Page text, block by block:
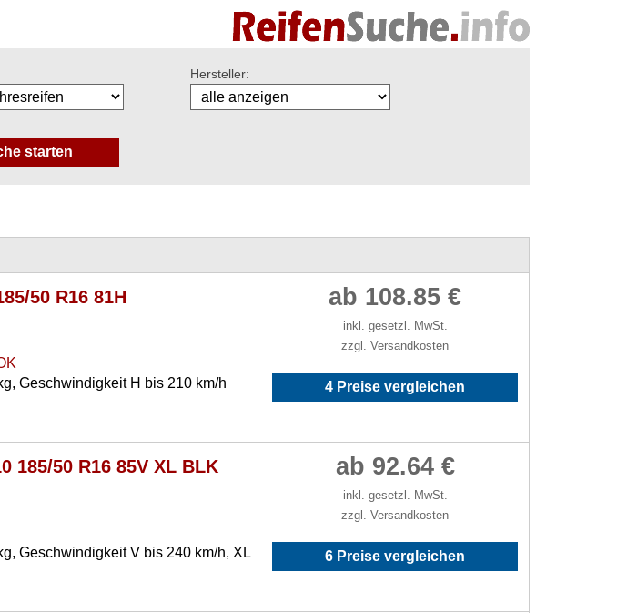
Hersteller:
50 R16 81H
Geschwindigkeit H bis 210 km/h
ab 108.85 €
inkl. gesetzl. MwSt.
zzgl. Versandkosten
4 Preise vergleichen
185/50 R16 85V XL BLK
Geschwindigkeit V bis 240 km/h, XL
ab 92.64 €
inkl. gesetzl. MwSt.
zzgl. Versandkosten
6 Preise vergleichen